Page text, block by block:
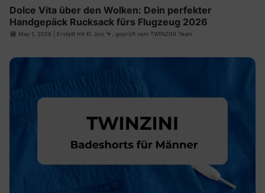
Dolce Vita über den Wolken: Dein perfekter
Handgepäck Rucksack fürs Flugzeug 2026
May 1, 2026 | Erstellt mit KI Josi 🦩, geprüft vom TWINZINI Team